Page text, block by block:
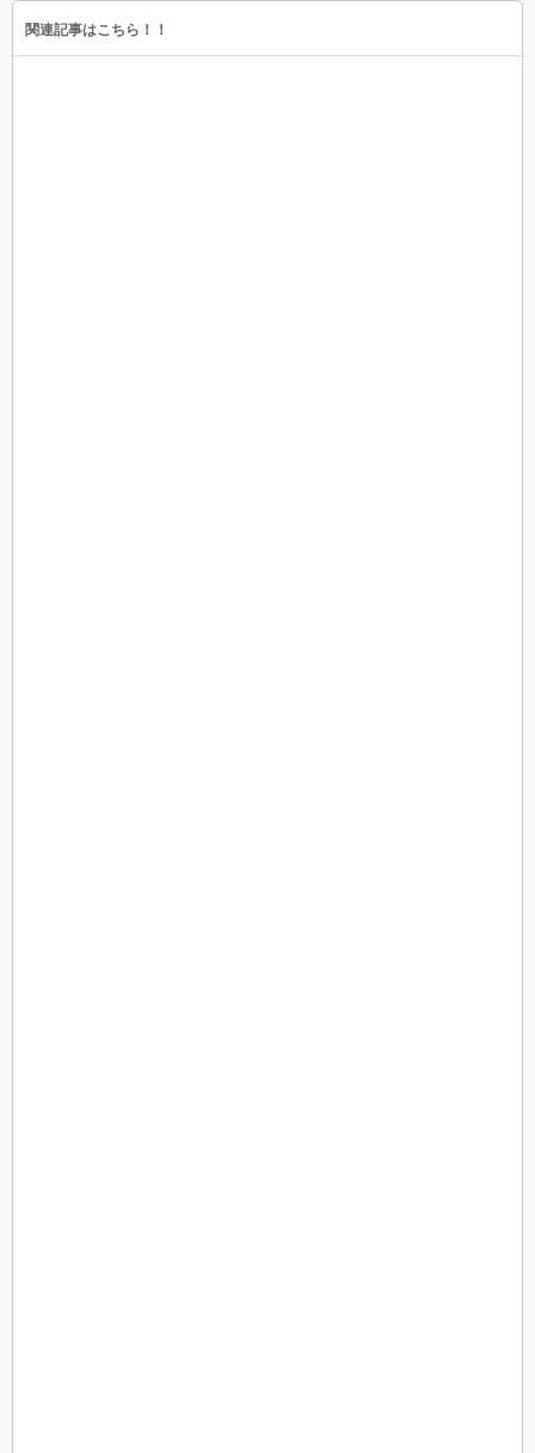
関連記事はこちら！！